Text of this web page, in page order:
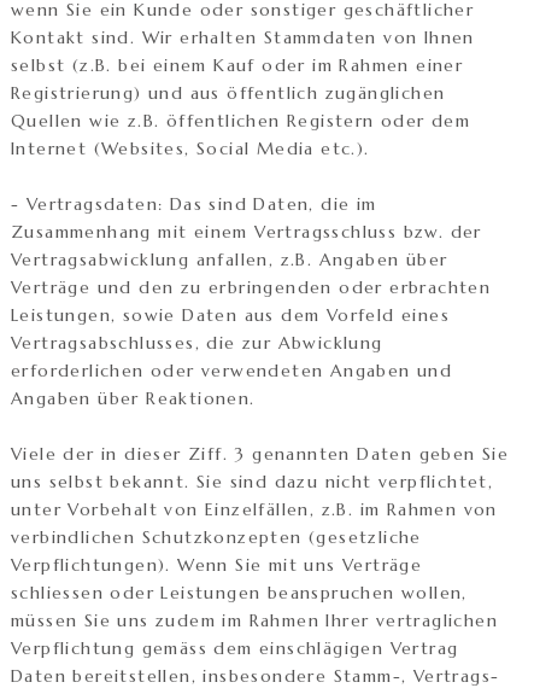
wenn Sie ein Kunde oder sonstiger geschäftlicher
Kontakt sind. Wir erhalten Stammdaten von Ihnen
selbst (z.B. bei einem Kauf oder im Rahmen einer
Registrierung) und aus öffentlich zugänglichen
Quellen wie z.B. öffentlichen Registern oder dem
Internet (Websites, Social Media etc.).
- Vertragsdaten: Das sind Daten, die im
Zusammenhang mit einem Vertragsschluss bzw. der
Vertragsabwicklung anfallen, z.B. Angaben über
Verträge und den zu erbringenden oder erbrachten
Leistungen, sowie Daten aus dem Vorfeld eines
Vertragsabschlusses, die zur Abwicklung
erforderlichen oder verwendeten Angaben und
Angaben über Reaktionen.
Viele der in dieser Ziff. 3 genannten Daten geben Sie
uns selbst bekannt. Sie sind dazu nicht verpflichtet,
unter Vorbehalt von Einzelfällen, z.B. im Rahmen von
verbindlichen Schutzkonzepten (gesetzliche
Verpflichtungen). Wenn Sie mit uns Verträge
schliessen oder Leistungen beanspruchen wollen,
müssen Sie uns zudem im Rahmen Ihrer vertraglichen
Verpflichtung gemäss dem einschlägigen Vertrag
Daten bereitstellen, insbesondere Stamm-, Vertrags-